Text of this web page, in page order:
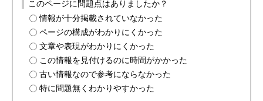
このページに問題点はありましたか？
情報が十分掲載されていなかった
ページの構成がわかりにくかった
文章や表現がわかりにくかった
この情報を見付けるのに時間がかかった
古い情報なので参考にならなかった
特に問題無くわかりやすかった